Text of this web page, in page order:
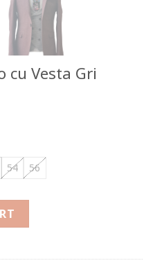
cu Vesta Gri
54 56
FLG022 quantity